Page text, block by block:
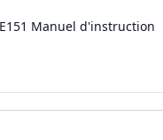
Manuel d'instruction